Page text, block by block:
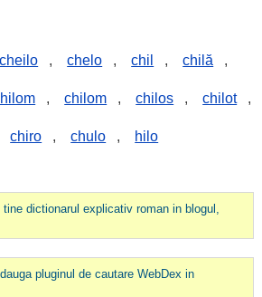
cheilo , chelo , chil , chilă ,
, chilom , chilos , chilot ,
chiro , chulo , hilo
dictionarul explicativ roman in blogul,
pluginul de cautare WebDex in